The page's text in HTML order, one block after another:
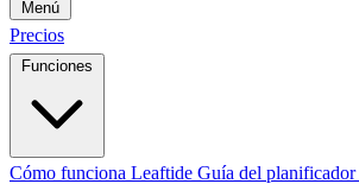
Menú
Precios
Funciones
Cómo funciona Leaftide Guía del planificador